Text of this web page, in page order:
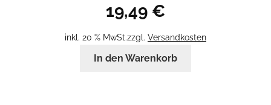
19,49 €
inkl. 20 % MwSt.zzgl. Versandkosten
In den Warenkorb